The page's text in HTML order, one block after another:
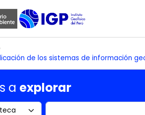
Biblioteca IGP
de los sistemas de información
a explorar
by: Buscar en el